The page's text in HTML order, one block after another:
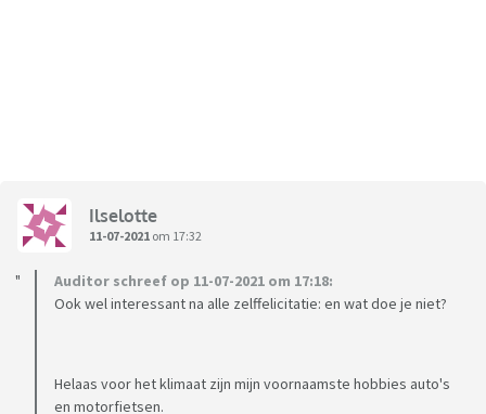
Ilselotte
11-07-2021 om 17:32
Auditor schreef op 11-07-2021 om 17:18:
Ook wel interessant na alle zelffelicitatie: en wat doe je niet?
Helaas voor het klimaat zijn mijn voornaamste hobbies auto's
en motorfietsen.